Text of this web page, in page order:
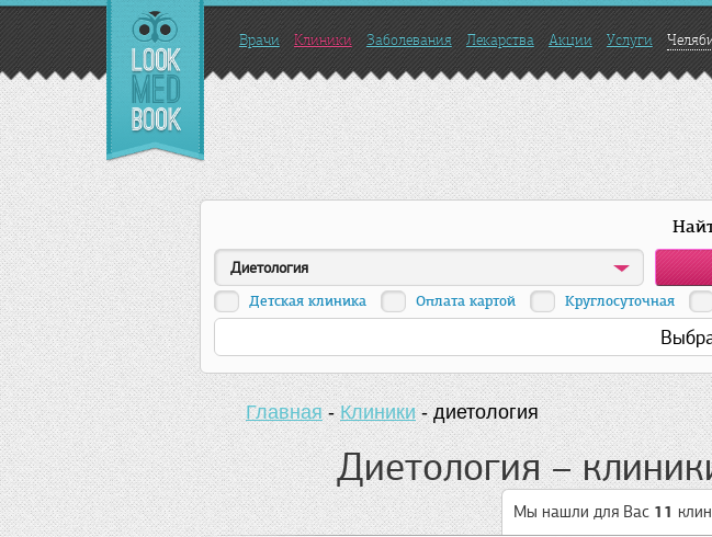
Врачи Клиники Заболевания Лекарства Акции Услуги
Диетология
Детская клиника Оплата картой Круглосуточная
Главная-Клиники-диетология
Диетология –
Мы нашли для Вас 11